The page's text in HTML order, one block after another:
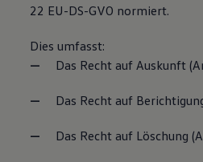
22 EU-DS-GVO normiert.
Dies umfasst:
Das Recht auf Auskunft
Das Recht auf
Das Recht auf Löschung